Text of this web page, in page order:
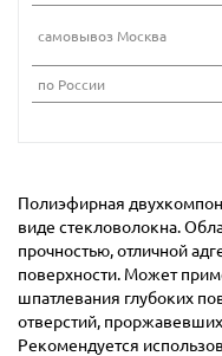
самовывоз Москва
по России
Полиэфирная
виде стекловолокна.
прочностью, отличной
поверхности. Может
шпатлевания глубоких
отверстий,
Рекомендуется